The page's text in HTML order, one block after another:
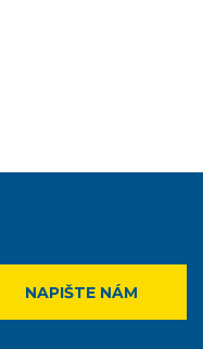
NAPIŠTE NÁM